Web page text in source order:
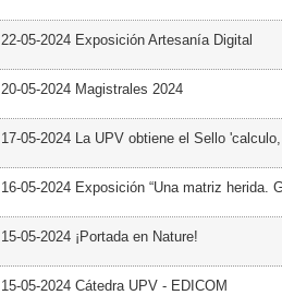
22-05-2024 Exposición Artesanía Digital
20-05-2024 Magistrales 2024
17-05-2024 La UPV obtiene el Sello
16-05-2024 Exposición “Una matriz herida.
15-05-2024 ¡Portada en Nature!
15-05-2024 Cátedra UPV - EDICOM